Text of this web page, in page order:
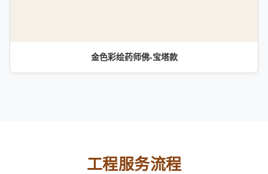
金色彩绘药师佛-宝塔款
工程服务流程